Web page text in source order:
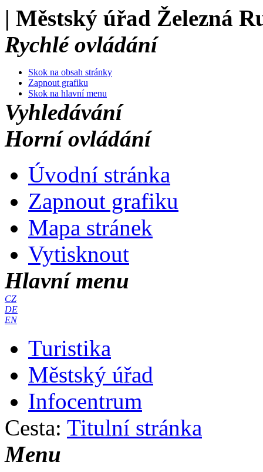
| Městský úřad Železná
Rychlé ovládání
Skok na obsah stránky
Zapnout grafiku
Skok na hlavní menu
Vyhledávání
Horní ovládání
Úvodní stránka
Zapnout grafiku
Mapa stránek
Vytisknout
Hlavní menu
CZ
DE
EN
Turistika
Městský úřad
Infocentrum
Cesta: Titulní stránka
Menu